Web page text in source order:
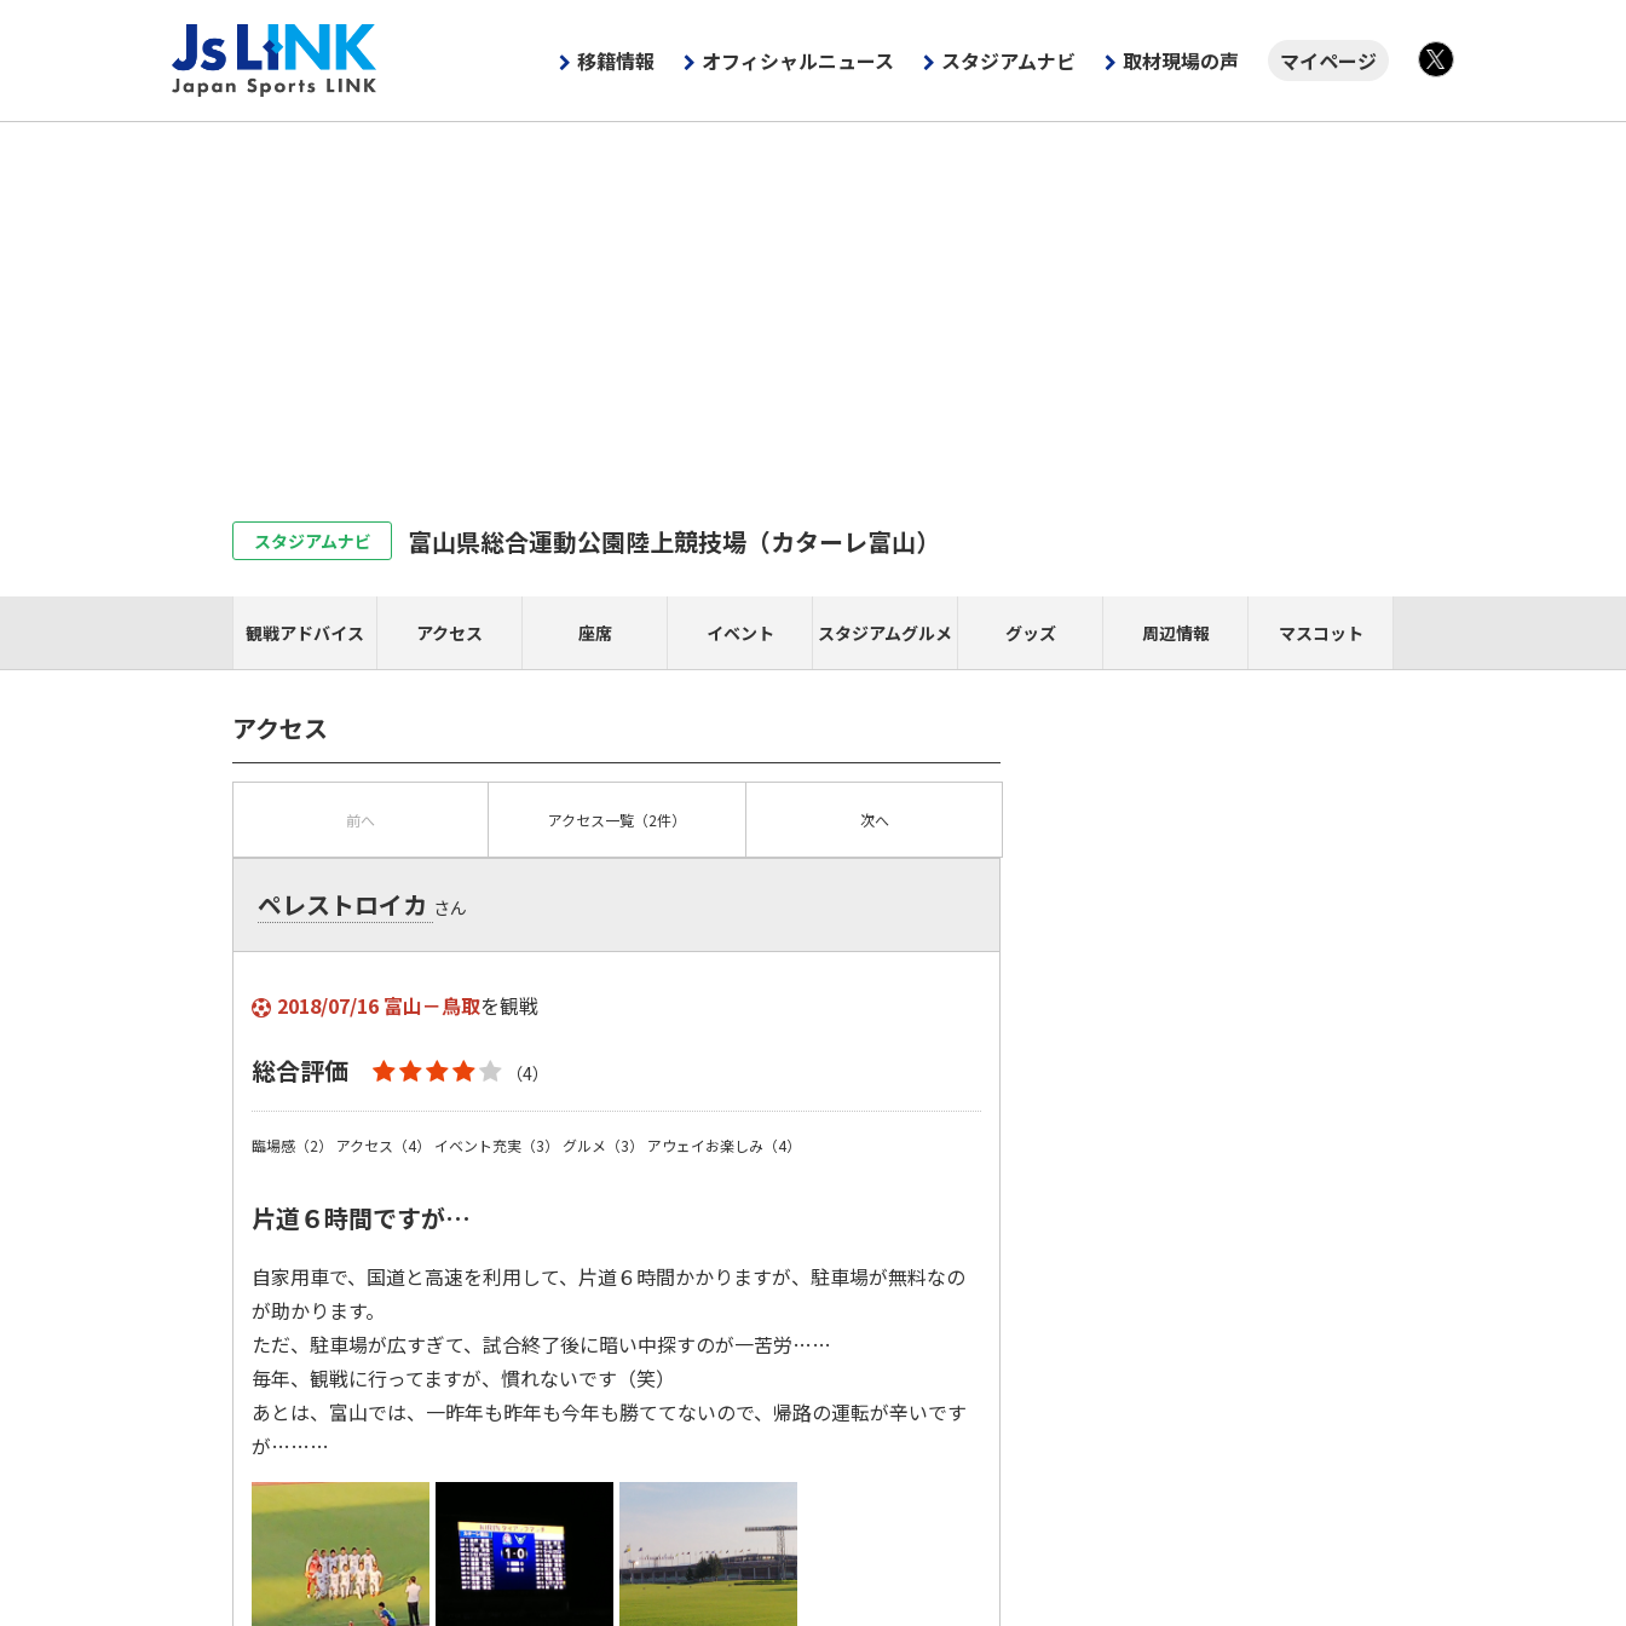
移籍情報 オフィシャルニュース スタジアムナビ 取材現場の声
マイページ
スタジアムナビ 富山県総合運動公園陸上競技場 （カターレ富山）
観戦アドバイス アクセス 座席 イベント スタジアムグルメ グッズ 周辺情報 マスコット
アクセス
前へ アクセス一覧 （2件） 次へ
ペレストロイカ さん
2018/07/16 富山－鳥取を観戦
総合評価 （4）
臨場感（2） アクセス（4） イベント充実（3） グルメ（3） アウェイお楽しみ（4）
片道６時間ですが…
自家用車で、国道と高速を利用して、片道６時間かかりますが、駐車場が無料なの
が助かります。
ただ、駐車場が広すぎて、試合終了後に暗い中探すのが一苦労……
毎年、観戦に行ってますが、慣れないです（笑）
あとは、富山では、一昨年も昨年も今年も勝ててないので、帰路の運転が辛いです
が………